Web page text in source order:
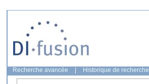
Recherche avancée Historique de recherche